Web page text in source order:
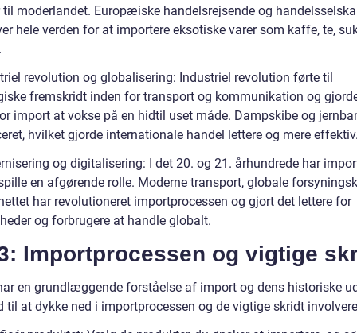
moderlandet. Europæiske handelsrejsende og
hele verden for at importere eksotiske varer som kaffe, te,
revolution og globalisering: Industriel revolution førte til
fremskridt inden for transport og kommunikation og
import at vokse på en hidtil uset måde. Dampskibe og
hvilket gjorde internationale handel lettere og mere
og digitalisering: I det 20. og 21. århundrede har
en afgørende rolle. Moderne transport, globale
har revolutioneret importprocessen og gjort det lettere for
og forbrugere at handle globalt.
Importprocessen og vigtige
en grundlæggende forståelse af import og dens historiske
til at dykke ned i importprocessen og de vigtige skridt